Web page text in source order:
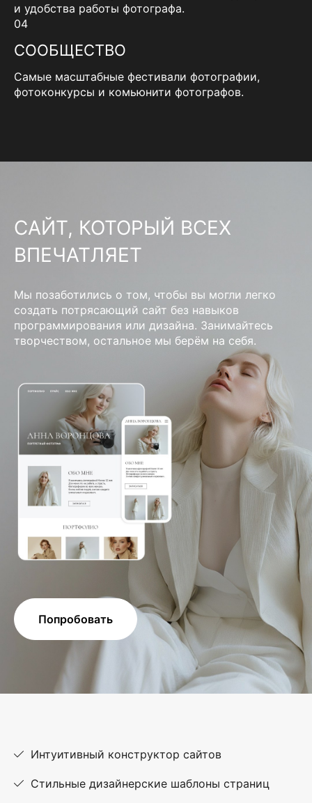
и удобства работы фотографа.
04
СООБЩЕСТВО
Самые масштабные фестивали фотографии,
фотоконкурсы и комьюнити фотографов.
САЙТ, КОТОРЫЙ ВСЕХ
ВПЕЧАТЛЯЕТ
Мы позаботились о том, чтобы вы могли легко
создать потрясающий сайт без навыков
программирования или дизайна. Занимайтесь
творчеством, остальное мы берём на себя.
Попробовать
Интуитивный конструктор сайтов
Стильные дизайнерские шаблоны страниц